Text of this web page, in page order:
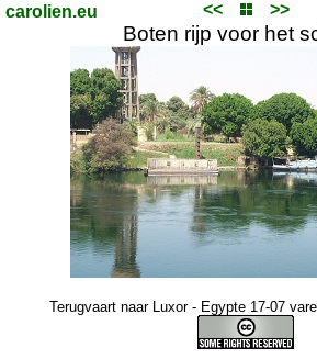
carolien.eu << >>
Boten rijp voor het
Terugvaart naar Luxor - Egypte 17-07